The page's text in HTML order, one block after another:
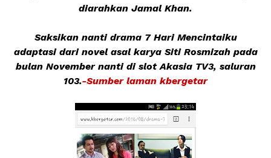
diarahkan Jamal Khan.
Saksikan nanti drama 7 Hari Mencintaiku
adaptasi dari novel asal karya Siti Rosmizah pada
bulan November nanti di slot Akasia TV3, saluran
103.-Sumber laman kbergetar